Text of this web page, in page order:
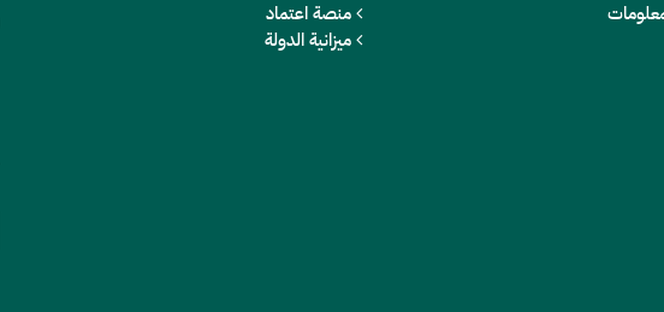
منصة اعتماد
ميزانية الدولة